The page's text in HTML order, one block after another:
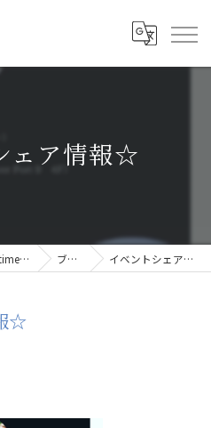
ェア情報☆
熊本市の結婚相談所ならNice time 結婚相談所 ブログ イベントシェア情報☆
☆